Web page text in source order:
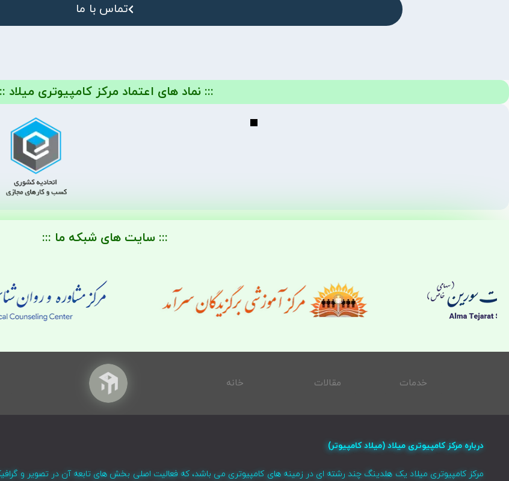
تماس با ما
::: نماد های اعتماد مرکز کامپیوتری میلاد
::: سایت های شبکه ما :::
خدمات مقالات خانه
درباره مرکز کامپیوتری میلاد (میلاد کامپیوتر)
مرکز کامپیوتری میلاد یک هلدینگ چند رشته ای در زمینه های کامپیوتری می باشد، که فعالیت اصلی بخش های تابعه آن در تصویر و